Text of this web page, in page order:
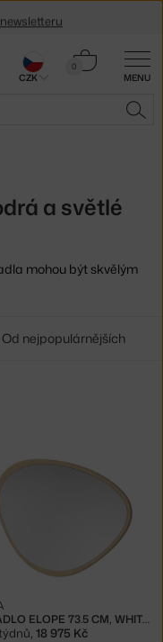
MENU
0
Košík
a světlé
mohou být skvělým
Od nejpopulárnějších
ZRCADLO ELOPE 73.5 CM, WHITE PIGMENTED OILED OAK
18 975 Kč
newsletteru
CZK